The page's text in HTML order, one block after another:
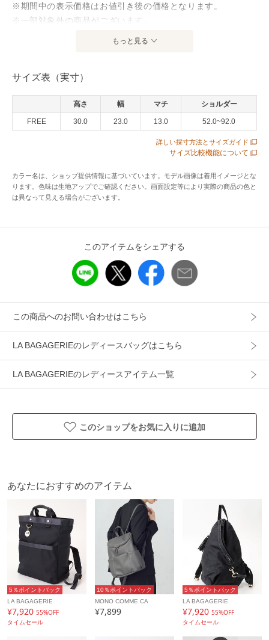
※期間中の表示価格はお値引き後の価格となります。
※一部対象外の商品がございます。
※店頭価格とは異なる場合がございます。
フロントの金具がアクセントとなっている、上品でエレガン
トな印象のリュック。
お出かけにピッタリなサイズ感で、綺麗目なデザインですの
でカジュアルになりすぎず、どんなスタイルにもなじみま
背面にパスケースなどを収納できるファスナーポケットがあ
るのが嬉しいポイント◎
内側…オープンポケット×1,ファスナーポケット×1
※照明の関係により、実際よりも色味が違って見える場合が
またパソコン・スマートフォンなどの環境により、若干製品
と画像のカラーが異なる場合もございます。
予めご了承ください。
アイテム情報
配送料
送料無料
B81-01-14EC
素材 合成皮革
製造国 詳細は下記よりお問い合わせください
ギフト
もっと見る
サイズ表（実寸）
高さ 幅 マチ ショルダー
FREE 30.0 23.0 13.0 52.0~92.0
詳しい採寸方法とサイズガイド
サイズ比較機能について
カラー名は、ショップ提供情報に基づいています。モデル画像は着用イメージとな
ります。色味は生地アップでご確認ください。画面設定等により実際の商品の色と
は異なって見える場合がございます。
このアイテムをシェアする
この商品へのお問い合わせはこちら
LA BAGAGERIEのレディースバッグはこちら
LA BAGAGERIEのレディースアイテム一覧
このショップをお気に入りに追加
あなたにおすすめのアイテム
5％ポイントバック
LA BAGAGERIE
¥7,920 55%OFF
タイムセール
10％ポイントバック
MONO COMME CA
¥7,899
5％ポイントバック
LA BAGAGERIE
¥7,920 55%OFF
タイムセール